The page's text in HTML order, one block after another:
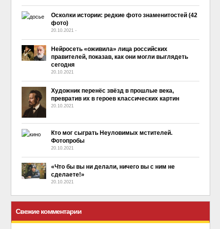
Осколки истории: редкие фото знаменитостей (42
фото)
20.10.2021 -
Нейросеть «оживила» лица российских
правителей, показав, как они могли выглядеть
сегодня
20.10.2021
Художник перенёс звёзд в прошлые века,
превратив их в героев классических картин
20.10.2021
Кто мог сыграть Неуловимых мстителей.
Фотопробы
20.10.2021
«Что бы вы ни делали, ничего вы с ним не
сделаете!»
20.10.2021
Свежие комментарии